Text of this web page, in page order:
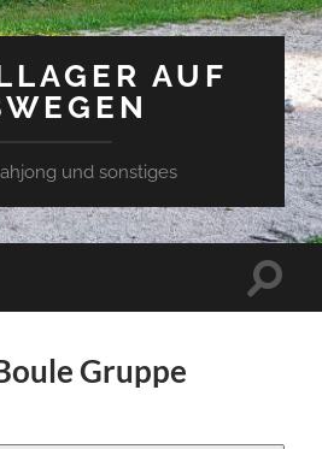
AUF
und sonstiges
Gruppe